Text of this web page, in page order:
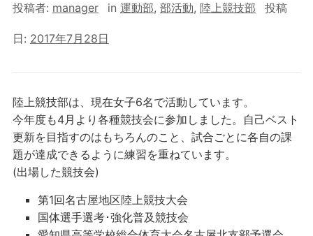
投稿者: manager in 運動部, 部活動, 陸上競技部 投稿
日: 2017年7月28日
陸上競技部は、現在女子6名で活動しています。
今年度も4月より各種競技会に参加しました。自己ベスト
更新を目指すのはもちろんのこと、試合ごとに各自の課
題が達成できるように練習を重ねています。
(出場した競技会)
第1回名古屋地区陸上競技大会
国体選手選考･強化普及競技会